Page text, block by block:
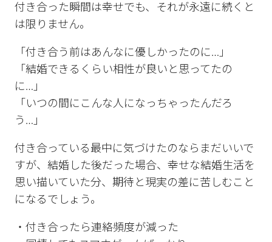
付き合った瞬間は幸せでも、それが永遠に続くと
は限りません。
「付き合う前はあんなに優しかったのに…」
「結婚できるくらい相性が良いと思ってたの
に…」
「いつの間にこんな人になっちゃったんだろ
う…」
付き合っている最中に気づけたのならまだいいで
すが、結婚した後だった場合、幸せな結婚生活を
思い描いていた分、期待と現実の差に苦しむこと
になるでしょう。
・付き合ったら連絡頻度が減った